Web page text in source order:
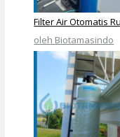
Filter Air Otomatis
oleh Biotamasindo